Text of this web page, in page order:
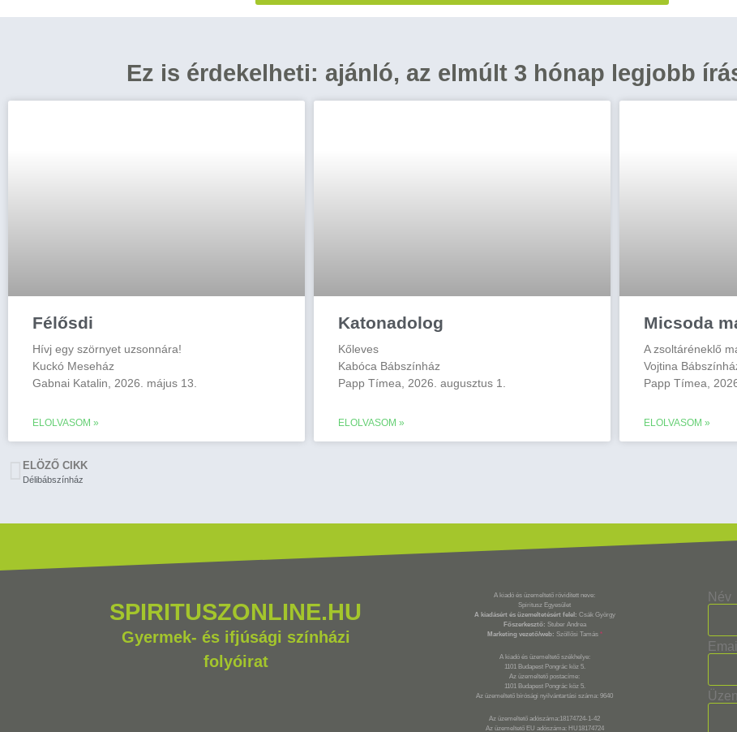
Ez is érdekelheti: ajánló, az elmúlt 3 hónap legjobb
Félősdi
Hívj egy szörnyet uzsonnára!
Kuckó Meseház
Gabnai Katalin, 2026. május 13.
ELOLVASOM »
Katonadolog
Kőleves
Kabóca Bábszínház
Papp Tímea, 2026. augusztus 1.
ELOLVASOM »
Micsoda
A zsoltáréneklő
Vojtina
Papp Tímea,
ELOLVASOM »
ELÖZŐ CIKK
Délibábszínház
SPIRITUSZONLINE.HU
Gyermek- és ifjúsági színházi
folyóirat
A kiadó és üzemeltető rövidített neve:
Spiritusz Egyesület
A kiadásért és üzemeltetésért felel: Csák György
Főszerkesztő: Stuber Andrea
Marketing vezető/web: Szöllősi Tamás *
A kiadó és üzemeltető székhelye:
1101 Budapest Pongrác köz 5.
Az üzemeltető postacíme:
1101 Budapest Pongrác köz 5.
Az üzemeltető bírósági nyilvántartási száma: 9640
Az üzemeltető adószáma:18174724-1-42
Az üzemeltető EU adószáma: HU18174724
Név
Email